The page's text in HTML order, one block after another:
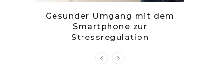
Gesunder Umgang mit dem
Smartphone zur
Stressregulation